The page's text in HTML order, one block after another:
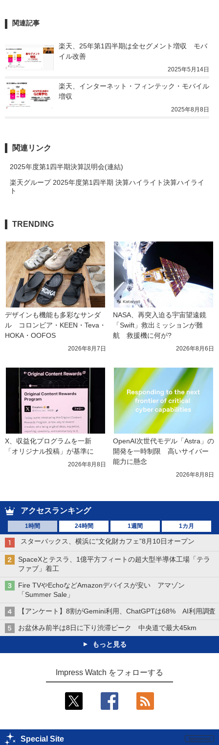
関連記事
楽天、25年第1四半期は全セグメント増収　モバ
イル改善
2025年5月14日
楽天、インターネット・フィンテック・モバイル
増収
2025年8月8日
関連リンク
2025年度第1四半期決算説明会(連結)
楽天グループ 2025年度第1四半期 決算ハイライト決算ハイライ
ト
TRENDING
デザインも機能も多彩なサンダ
ル　コロンビア・KEEN・Teva・
HOKA・OOFOS
2026年8月7日
NASA、再突入迫る宇宙望遠鏡
「Swift」救出ミッションが難
航　救援機に何が?
2026年8月6日
X、収益化プログラムを一新
「オリジナル投稿」が基準に
2026年8月8日
OpenAI次世代モデル「Astra」の
開発を一時制限　高いサイバー
能力に懸念
2026年8月8日
アクセスランキング
1時間 24時間 1週間 1カ月
スターバックス、横浜に“文化財カフェ”8月10日オープン
SpaceXとテスラ、1億平方フィートの超大型半導体工場「テラ
ファブ」着工
Fire TVやEchoなどAmazonデバイスが安い アマゾン
「Summer Sale」
【アンケート】8割がGemini利用、ChatGPTは68% AI利用調査
お盆休み前半は8日に下り渋滞ピーク 中央道で最大45km
もっと見る
Impress Watch をフォローする
Special Site